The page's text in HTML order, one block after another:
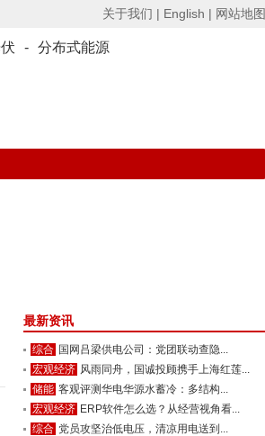
关于我们 | English | 网站地图
- 分布式能源
最新资讯
综合 国网吕梁供电公司：党团联动查隐...
宏观经济 风雨同舟，国诚投顾携手上海红莲...
储能 客观评测华电华源水蓄冷：多结构...
宏观经济 ERP软件怎么选？从经营视角看...
综合 党员攻坚治低电压，清凉用电送到...